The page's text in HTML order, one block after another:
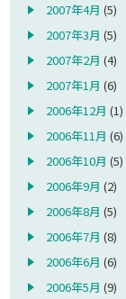
2007年4月 (5)
2007年3月 (5)
2007年2月 (4)
2007年1月 (6)
2006年12月 (1)
2006年11月 (6)
2006年10月 (5)
2006年9月 (2)
2006年8月 (5)
2006年7月 (8)
2006年6月 (6)
2006年5月 (9)